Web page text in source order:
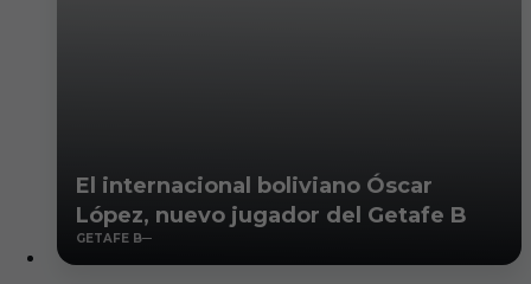
El internacional boliviano Óscar
López, nuevo jugador del Getafe B
GETAFE B